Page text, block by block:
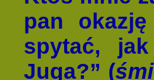
pan
spytać,
Juga?” (